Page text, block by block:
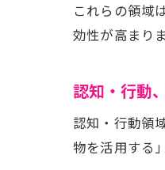
これらの領域
効性が高まりま
認知・行動
認知・行動領
物を活用する